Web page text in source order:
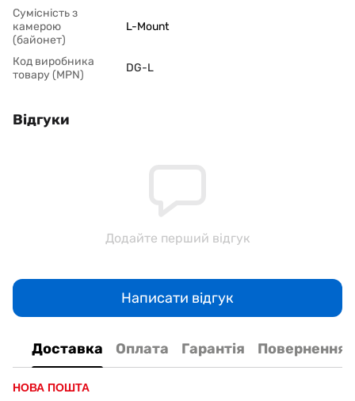
Сумісність з
камерою
(байонет)
L-Mount
Код виробника
товару (MPN)
DG-L
Відгуки
Додайте перший відгук
Написати відгук
Доставка Оплата Гарантія Повернення
НОВА ПОШТА